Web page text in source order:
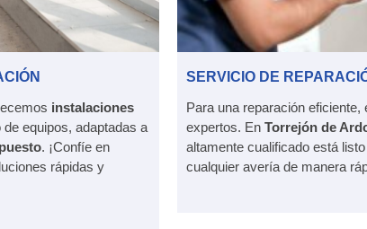
instalaciones
de equipos, adaptadas a
. ¡Confíe en
rápidas y
SERVICIO DE
Para una reparación
expertos. En Torrejón de
altamente cualificado está
cualquier avería de manera